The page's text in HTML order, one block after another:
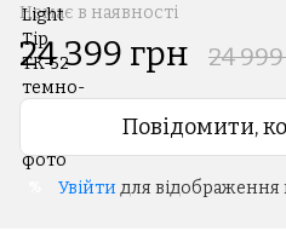
Немає в наявності
24 399 грн 24
Повідомити,
Увійти для